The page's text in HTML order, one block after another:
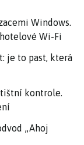
Windows.
Wi-Fi
je to past, která
kontrole.
„Ahoj